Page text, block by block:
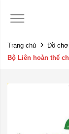
Trang chủ Đồ
Bộ Liên hoàn thể